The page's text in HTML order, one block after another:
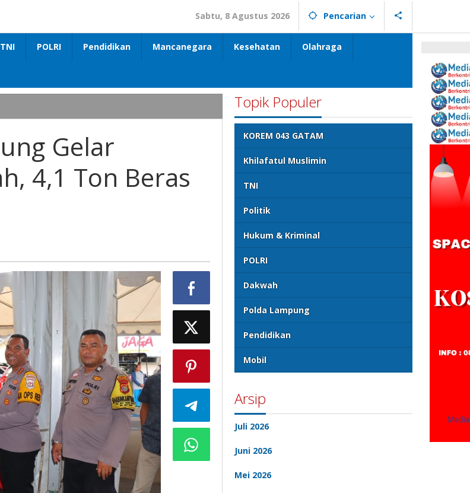
Sabtu, 8 Agustus 2026 Pencarian
TNI POLRI Pendidikan Mancanegara Kesehatan Olahraga
Gelar
4,1 Ton Beras
Topik Populer
KOREM 043 GATAM
Khilafatul Muslimin
TNI
Politik
Hukum & Kriminal
POLRI
Dakwah
Polda Lampung
Pendidikan
Mobil
Arsip
Juli 2026
Juni 2026
Mei 2026